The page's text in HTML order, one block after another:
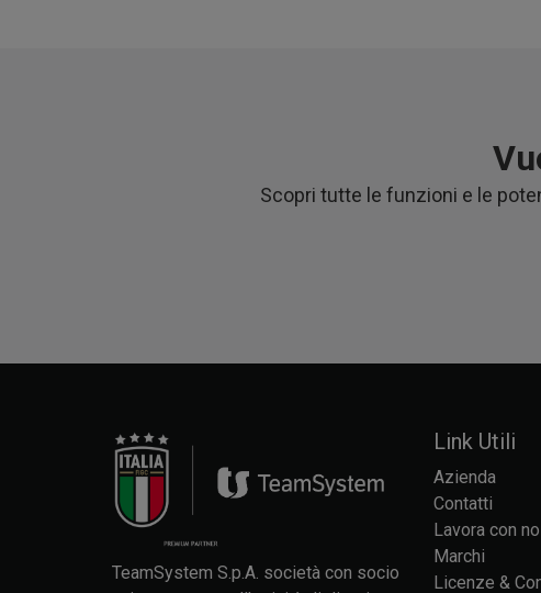
Scopri tutte le funzioni e le
TeamSystem S.p.A. società con socio
Link Utili
Azienda
Contatti
Lavora con
Marchi
Licenze &